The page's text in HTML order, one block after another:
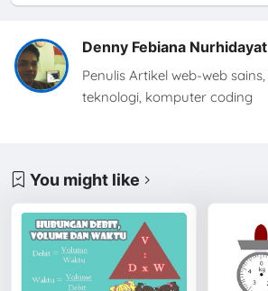
Denny Febiana Nurhidayat
Penulis Artikel web-web
teknologi, komputer coding
You might like